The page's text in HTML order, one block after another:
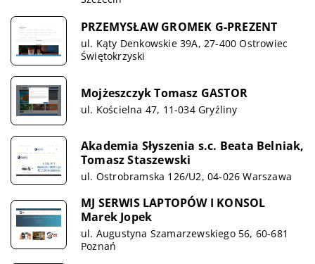
PRZEMYSŁAW GROMEK G-PREZENT
ul. Kąty Denkowskie 39A, 27-400 Ostrowiec
Świętokrzyski
Mojżeszczyk Tomasz GASTOR
ul. Kościelna 47, 11-034 Gryźliny
Akademia Słyszenia s.c. Beata Belniak,
Tomasz Staszewski
ul. Ostrobramska 126/U2, 04-026 Warszawa
MJ SERWIS LAPTOPÓW I KONSOL
Marek Jopek
ul. Augustyna Szamarzewskiego 56, 60-681
Poznań